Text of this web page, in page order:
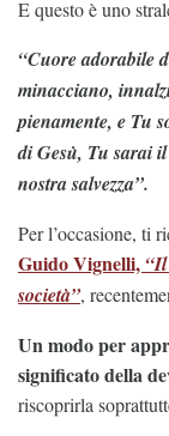
E questo è uno
“Cuore adorabile
minacciano,
pienamente, e Tu
di Gesù, Tu sarai
nostra salvezza”.
Per l’occasione, ti
Guido Vignelli,
società”,
Un modo per
significato della
riscoprirla